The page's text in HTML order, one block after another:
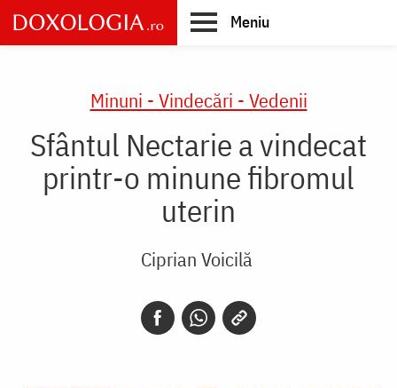
Skip
to
main
Meniu
Minuni - Vindecări - Vedenii
Sfântul Nectarie a vindecat
printr-o minune fibromul
uterin
Ciprian Voicilă